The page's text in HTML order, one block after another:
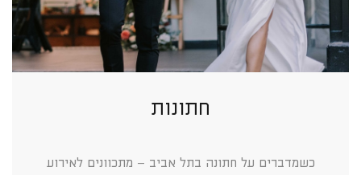
חתונות
כשמדברים על חתונה בתל אביב – מתכוונים לאירוע